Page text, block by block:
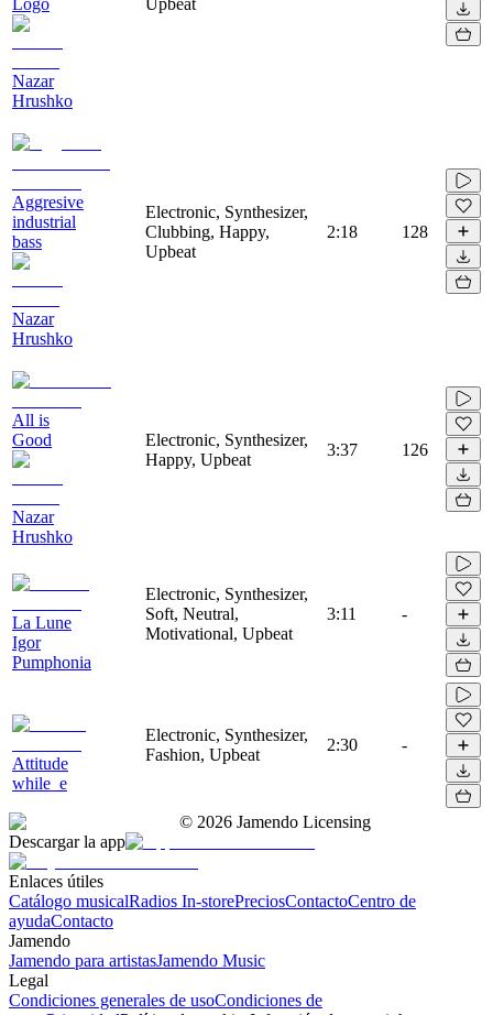
Nazar
Hrushko
Aggresive
industrial
bass
Nazar
Hrushko
Electronic, Synthesizer,
Clubbing, Happy,
Upbeat
2:18 128
All is
Good
Nazar
Hrushko
Electronic, Synthesizer,
Happy, Upbeat
3:37 126
La Lune
Igor
Pumphonia
Electronic, Synthesizer,
Soft, Neutral,
Motivational, Upbeat
3:11 -
Attitude
while_e
Electronic, Synthesizer,
Fashion, Upbeat
2:30 -
© 2026 Jamendo Licensing
Descargar la app
Enlaces útiles
Catálogo musicalRadios In-storePreciosContactoCentro de
ayudaContacto
Jamendo
Jamendo para artistasJamendo Music
Legal
Condiciones generales de usoCondiciones de